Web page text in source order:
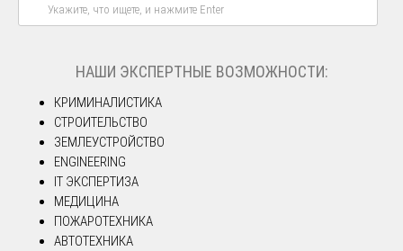
НАШИ ЭКСПЕРТНЫЕ ВОЗМОЖНОСТИ:
КРИМИНАЛИСТИКА
СТРОИТЕЛЬСТВО
ЗЕМЛЕУСТРОЙСТВО
ENGINEERING
IT ЭКСПЕРТИЗА
МЕДИЦИНА
ПОЖАРОТЕХНИКА
АВТОТЕХНИКА